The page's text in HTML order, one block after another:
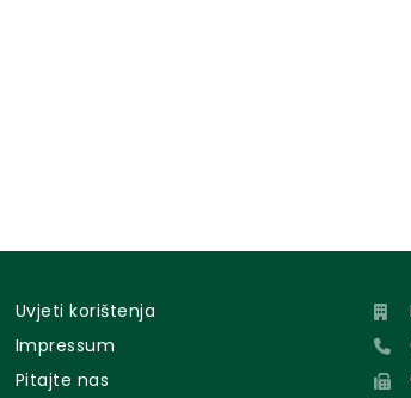
Uvjeti korištenja
Impressum
Pitajte nas